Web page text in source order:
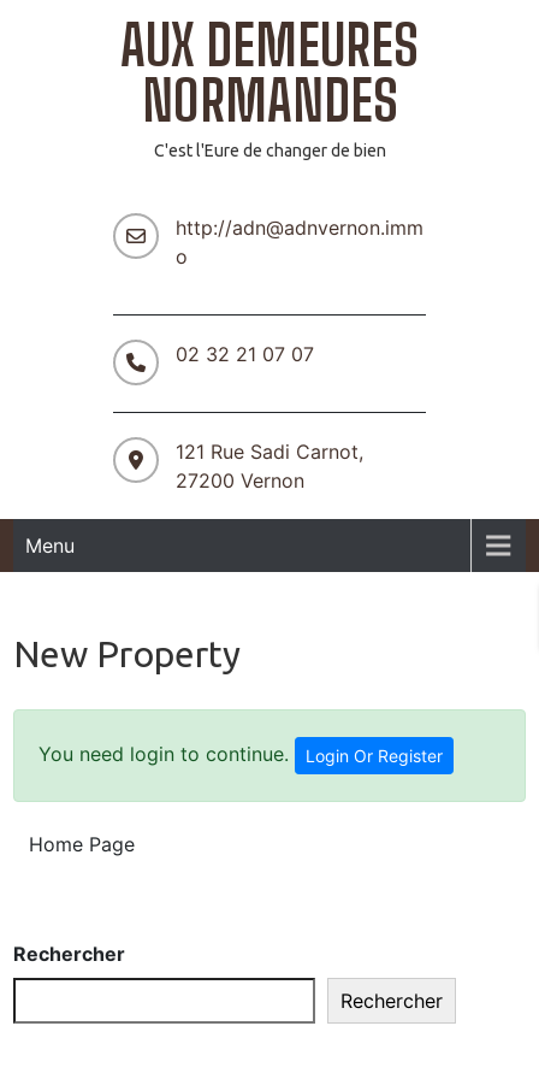
AUX DEMEURES
NORMANDES
C'est l'Eure de changer de bien
http://adn@adnvernon.imm
o
02 32 21 07 07
121 Rue Sadi Carnot,
27200 Vernon
Menu
New Property
You need login to continue. Login Or Register
Home Page
Rechercher
Rechercher